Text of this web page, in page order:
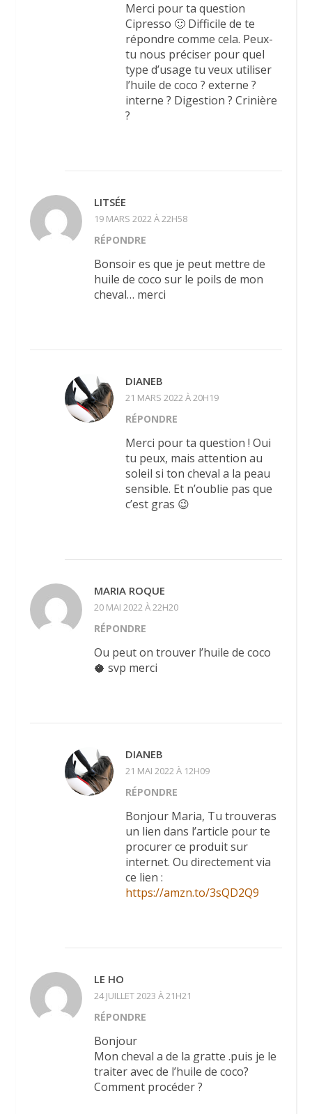
Merci pour ta question
Cipresso 🙂 Difficile de te
répondre comme cela. Peux-
tu nous préciser pour quel
type d’usage tu veux utiliser
l’huile de coco ? externe ?
interne ? Digestion ? Crinière
?
LITSÉE
19 MARS 2022 À 22H58
RÉPONDRE
Bonsoir es que je peut mettre de
huile de coco sur le poils de mon
cheval… merci
DIANEB
21 MARS 2022 À 20H19
RÉPONDRE
Merci pour ta question ! Oui
tu peux, mais attention au
soleil si ton cheval a la peau
sensible. Et n’oublie pas que
c’est gras 😉
MARIA ROQUE
20 MAI 2022 À 22H20
RÉPONDRE
Ou peut on trouver l’huile de coco
🥥 svp merci
DIANEB
21 MAI 2022 À 12H09
RÉPONDRE
Bonjour Maria, Tu trouveras
un lien dans l’article pour te
procurer ce produit sur
internet. Ou directement via
ce lien :
https://amzn.to/3sQD2Q9
LE HO
24 JUILLET 2023 À 21H21
RÉPONDRE
Bonjour
Mon cheval a de la gratte .puis je le
traiter avec de l’huile de coco?
Comment procéder ?